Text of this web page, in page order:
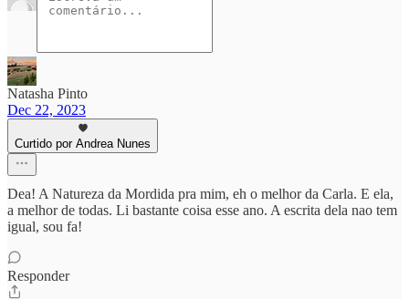
Natasha Pinto
Dec 22, 2023
Curtido por Andrea Nunes
Dea! A Natureza da Mordida pra mim, eh o melhor da Carla. E ela,
a melhor de todas. Li bastante coisa esse ano. A escrita dela nao tem
igual, sou fa!
Responder